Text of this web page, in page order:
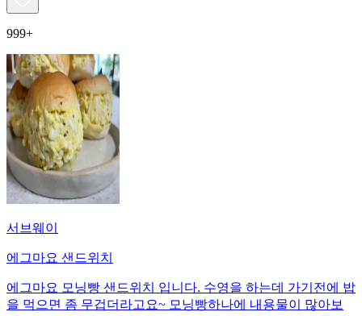
999+
서브웨이
에그마요 샌드위치
에그마요 모닝빵 샌드위치 입니다. 수영을 하는데 가기전에 밥
을 먹으면 좀 무겁더라고요~ 모닝빵하나에 내용물이 많아보